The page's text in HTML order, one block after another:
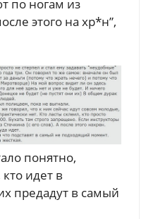
по ногам из
этого на хр*н”,
понятно,
идет в
предадут в самый